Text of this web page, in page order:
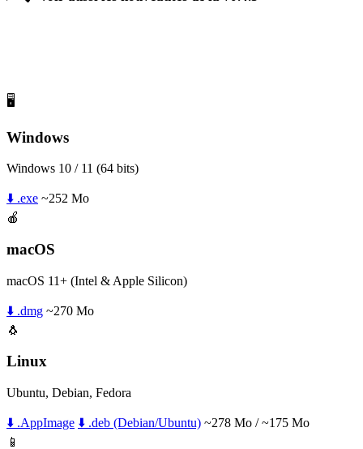
🖥️
Windows
Windows 10 / 11 (64 bits)
⬇️ .exe ~252 Mo
🍎
macOS
macOS 11+ (Intel & Apple Silicon)
⬇️ .dmg ~270 Mo
🐧
Linux
Ubuntu, Debian, Fedora
⬇️ .AppImage ⬇️ .deb (Debian/Ubuntu) ~278 Mo / ~175 Mo
📱